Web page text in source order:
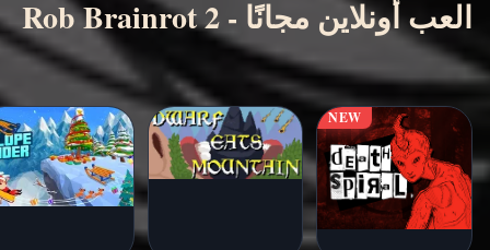
الآن
Rob Brainrot 2 - العب أونلاين مجانًا
NEW